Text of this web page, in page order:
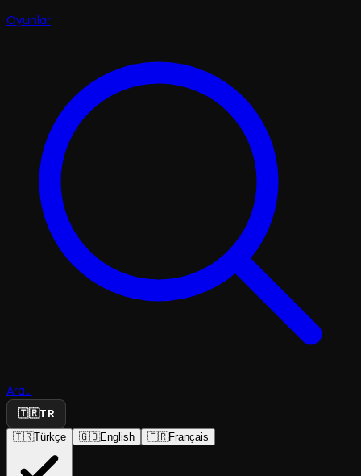
Oyunlar
Ara...
🇹🇷TR
🇹🇷Türkçe 🇬🇧English 🇫🇷Français